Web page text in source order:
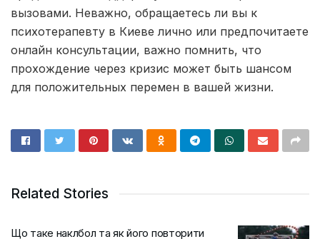
вызовами. Неважно, обращаетесь ли вы к
психотерапевту в Киеве лично или предпочитаете
онлайн консультации, важно помнить, что
прохождение через кризис может быть шансом
для положительных перемен в вашей жизни.
Related Stories
Що таке наклбол та як його повторити